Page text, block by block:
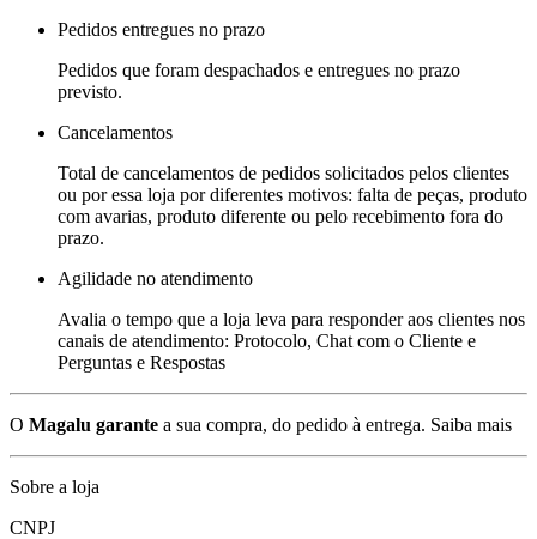
Pedidos entregues no prazo
Pedidos que foram despachados e entregues no prazo
previsto.
Cancelamentos
Total de cancelamentos de pedidos solicitados pelos clientes
ou por essa loja por diferentes motivos: falta de peças, produto
com avarias, produto diferente ou pelo recebimento fora do
prazo.
Agilidade no atendimento
Avalia o tempo que a loja leva para responder aos clientes nos
canais de atendimento: Protocolo, Chat com o Cliente e
Perguntas e Respostas
O Magalu garante a sua compra, do pedido à entrega. Saiba mais
Sobre a loja
CNPJ